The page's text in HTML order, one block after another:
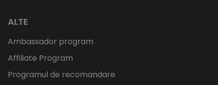
ALTE
Ambassador program
Affiliate Program
Programul de recomandare